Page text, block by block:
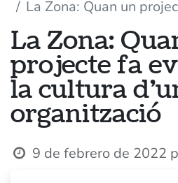
La Zona: Quan un projecte fa
La Zona:
projecte fa
la cultura
organització
9 de febrero de 2022